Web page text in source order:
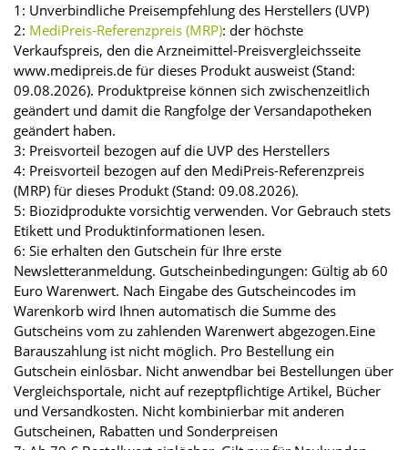
1: Unverbindliche Preisempfehlung des Herstellers (UVP)
2: MediPreis-Referenzpreis (MRP): der höchste
Verkaufspreis, den die Arzneimittel-Preisvergleichsseite
www.medipreis.de für dieses Produkt ausweist (Stand:
09.08.2026). Produktpreise können sich zwischenzeitlich
geändert und damit die Rangfolge der Versandapotheken
geändert haben.
3: Preisvorteil bezogen auf die UVP des Herstellers
4: Preisvorteil bezogen auf den MediPreis-Referenzpreis
(MRP) für dieses Produkt (Stand: 09.08.2026).
5: Biozidprodukte vorsichtig verwenden. Vor Gebrauch stets
Etikett und Produktinformationen lesen.
6: Sie erhalten den Gutschein für Ihre erste
Newsletteranmeldung. Gutscheinbedingungen: Gültig ab 60
Euro Warenwert. Nach Eingabe des Gutscheincodes im
Warenkorb wird Ihnen automatisch die Summe des
Gutscheins vom zu zahlenden Warenwert abgezogen.Eine
Barauszahlung ist nicht möglich. Pro Bestellung ein
Gutschein einlösbar. Nicht anwendbar bei Bestellungen über
Vergleichsportale, nicht auf rezeptpflichtige Artikel, Bücher
und Versandkosten. Nicht kombinierbar mit anderen
Gutscheinen, Rabatten und Sonderpreisen